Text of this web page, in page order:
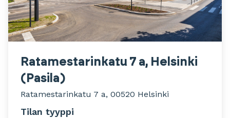
Ratamestarinkatu 7 a, Helsinki
(Pasila)
Ratamestarinkatu 7 a, 00520 Helsinki
Tilan tyyppi